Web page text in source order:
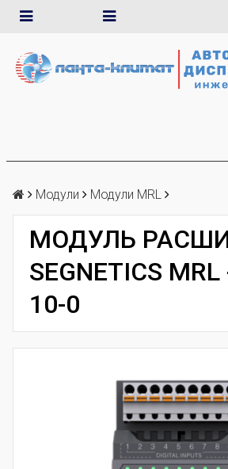
Модули Модули MRL
МОДУЛЬ
SEGNETICS
10-0